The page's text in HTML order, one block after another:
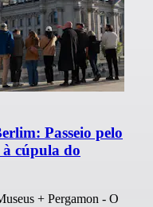
Passeio pelo
cúpula do
+ Pergamon - O